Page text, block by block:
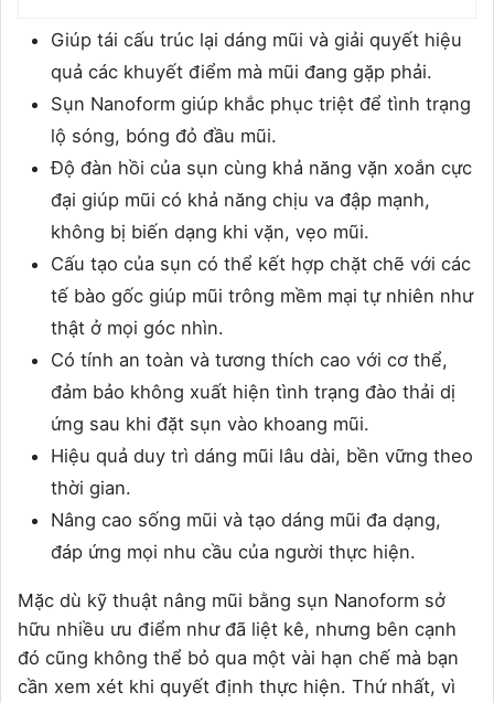
Giúp tái cấu trúc lại dáng mũi và giải quyết hiệu
quả các khuyết điểm mà mũi đang gặp phải.
Sụn Nanoform giúp khắc phục triệt để tình trạng
lộ sóng, bóng đỏ đầu mũi.
Độ đàn hồi của sụn cùng khả năng vặn xoắn cực
đại giúp mũi có khả năng chịu va đập mạnh,
không bị biến dạng khi vặn, vẹo mũi.
Cấu tạo của sụn có thể kết hợp chặt chẽ với các
tế bào gốc giúp mũi trông mềm mại tự nhiên như
thật ở mọi góc nhìn.
Có tính an toàn và tương thích cao với cơ thể,
đảm bảo không xuất hiện tình trạng đào thải dị
ứng sau khi đặt sụn vào khoang mũi.
Hiệu quả duy trì dáng mũi lâu dài, bền vững theo
thời gian.
Nâng cao sống mũi và tạo dáng mũi đa dạng,
đáp ứng mọi nhu cầu của người thực hiện.
Mặc dù kỹ thuật nâng mũi bằng sụn Nanoform sở
hữu nhiều ưu điểm như đã liệt kê, nhưng bên cạnh
đó cũng không thể bỏ qua một vài hạn chế mà bạn
cần xem xét khi quyết định thực hiện. Thứ nhất, vì